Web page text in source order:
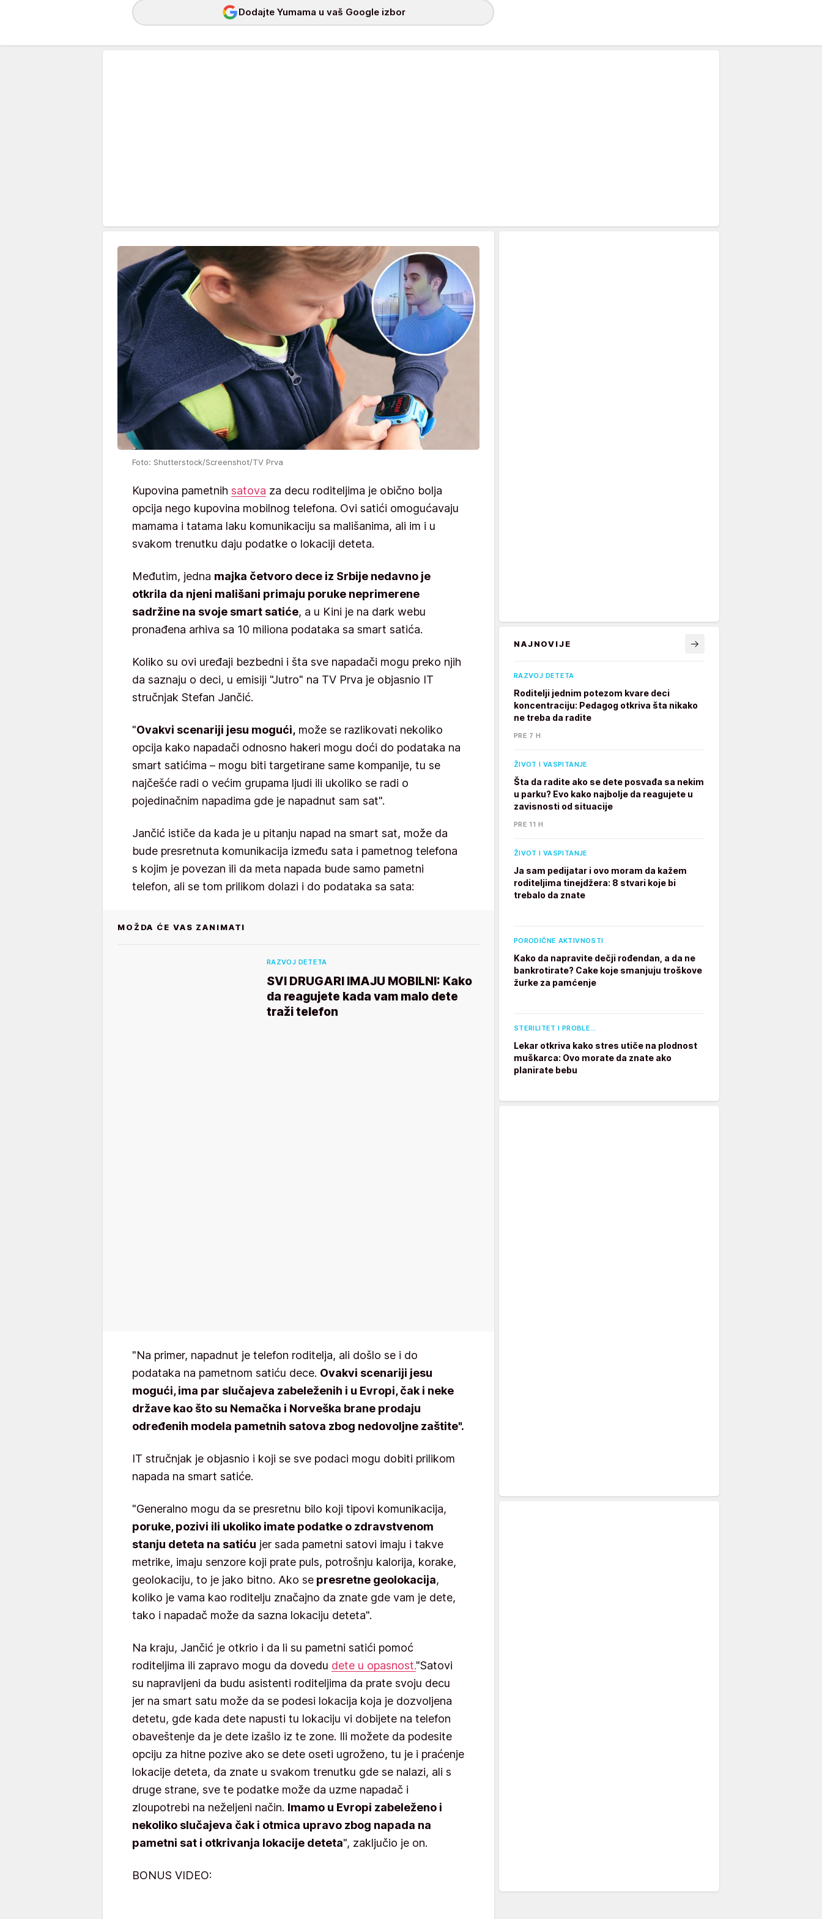
Dodajte Yumama u vaš Google izbor
Foto: Shutterstock/Screenshot/TV Prva
Kupovina pametnih satova za decu roditeljima je obično bolja
opcija nego kupovina mobilnog telefona. Ovi satići omogućavaju
mamama i tatama laku komunikaciju sa mališanima, ali im i u
svakom trenutku daju podatke o lokaciji deteta.
Međutim, jedna majka četvoro dece iz Srbije nedavno je
otkrila da njeni mališani primaju poruke neprimerene
sadržine na svoje smart satiće, a u Kini je na dark webu
pronađena arhiva sa 10 miliona podataka sa smart satića.
Koliko su ovi uređaji bezbedni i šta sve napadači mogu preko njih
da saznaju o deci, u emisiji "Jutro" na TV Prva je objasnio IT
stručnjak Stefan Jančić.
"Ovakvi scenariji jesu mogući, može se razlikovati nekoliko
opcija kako napadači odnosno hakeri mogu doći do podataka na
smart satićima – mogu biti targetirane same kompanije, tu se
najčešće radi o većim grupama ljudi ili ukoliko se radi o
pojedinačnim napadima gde je napadnut sam sat".
Jančić ističe da kada je u pitanju napad na smart sat, može da
bude presretnuta komunikacija između sata i pametnog telefona
s kojim je povezan ili da meta napada bude samo pametni
telefon, ali se tom prilikom dolazi i do podataka sa sata:
MOŽDA ĆE VAS ZANIMATI
RAZVOJ DETETA
SVI DRUGARI IMAJU MOBILNI: Kako
da reagujete kada vam malo dete
traži telefon
"Na primer, napadnut je telefon roditelja, ali došlo se i do
podataka na pametnom satiću dece. Ovakvi scenariji jesu
mogući, ima par slučajeva zabeleženih i u Evropi, čak i neke
države kao što su Nemačka i Norveška brane prodaju
određenih modela pametnih satova zbog nedovoljne zaštite".
IT stručnjak je objasnio i koji se sve podaci mogu dobiti prilikom
napada na smart satiće.
"Generalno mogu da se presretnu bilo koji tipovi komunikacija,
poruke, pozivi ili ukoliko imate podatke o zdravstvenom
stanju deteta na satiću jer sada pametni satovi imaju i takve
metrike, imaju senzore koji prate puls, potrošnju kalorija, korake,
geolokaciju, to je jako bitno. Ako se presretne geolokacija,
koliko je vama kao roditelju značajno da znate gde vam je dete,
tako i napadač može da sazna lokaciju deteta".
Na kraju, Jančić je otkrio i da li su pametni satići pomoć
roditeljima ili zapravo mogu da dovedu dete u opasnost."Satovi
su napravljeni da budu asistenti roditeljima da prate svoju decu
jer na smart satu može da se podesi lokacija koja je dozvoljena
detetu, gde kada dete napusti tu lokaciju vi dobijete na telefon
obaveštenje da je dete izašlo iz te zone. Ili možete da podesite
opciju za hitne pozive ako se dete oseti ugroženo, tu je i praćenje
lokacije deteta, da znate u svakom trenutku gde se nalazi, ali s
druge strane, sve te podatke može da uzme napadač i
zloupotrebi na neželjeni način. Imamo u Evropi zabeleženo i
nekoliko slučajeva čak i otmica upravo zbog napada na
pametni sat i otkrivanja lokacije deteta", zaključio je on.
BONUS VIDEO:
NAJNOVIJE
RAZVOJ DETETA
Roditelji jednim potezom kvare deci
koncentraciju: Pedagog otkriva šta nikako
ne treba da radite
PRE 7 H
ŽIVOT I VASPITANJE
Šta da radite ako se dete posvađa sa nekim
u parku? Evo kako najbolje da reagujete u
zavisnosti od situacije
PRE 11 H
ŽIVOT I VASPITANJE
Ja sam pedijatar i ovo moram da kažem
roditeljima tinejdžera: 8 stvari koje bi
trebalo da znate
PORODIČNE AKTIVNOSTI
Kako da napravite dečji rođendan, a da ne
bankrotirate? Cake koje smanjuju troškove
žurke za pamćenje
STERILITET I PROBLE…
Lekar otkriva kako stres utiče na plodnost
muškarca: Ovo morate da znate ako
planirate bebu